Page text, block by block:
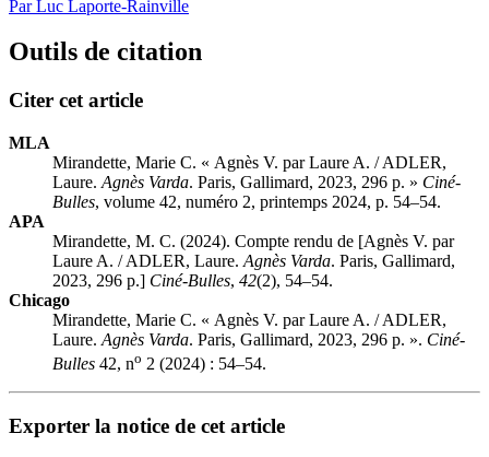
Par Luc Laporte-Rainville
Outils de citation
Citer cet article
MLA
Mirandette, Marie C. « Agnès V. par Laure A. / ADLER,
Laure. Agnès Varda. Paris, Gallimard, 2023, 296 p. » Ciné-
Bulles, volume 42, numéro 2, printemps 2024, p. 54–54.
APA
Mirandette, M. C. (2024). Compte rendu de [Agnès V. par
Laure A. / ADLER, Laure. Agnès Varda. Paris, Gallimard,
2023, 296 p.] Ciné-Bulles, 42(2), 54–54.
Chicago
Mirandette, Marie C. « Agnès V. par Laure A. / ADLER,
Laure. Agnès Varda. Paris, Gallimard, 2023, 296 p. ». Ciné-
Bulles 42, no 2 (2024) : 54–54.
Exporter la notice de cet article